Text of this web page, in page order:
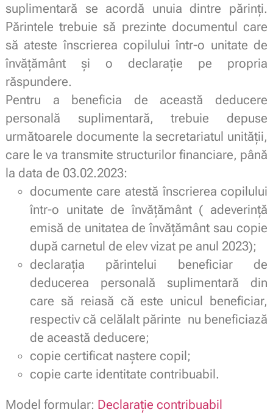
suplimentară se acordă unuia dintre părinți.
Părintele trebuie să prezinte documentul care
să ateste înscrierea copilului într-o unitate de
învățământ și o declarație pe propria
răspundere.
Pentru a beneficia de această deducere
personală suplimentară, trebuie depuse
următoarele documente la secretariatul unității,
care le va transmite structurilor financiare, până
la data de 03.02.2023:
documente care atestă înscrierea copilului
într-o unitate de învățământ ( adeverință
emisă de unitatea de învățământ sau copie
după carnetul de elev vizat pe anul 2023);
declarația părintelui beneficiar de
deducerea personală suplimentară din
care să reiasă că este unicul beneficiar,
respectiv că celălalt părinte nu beneficiază
de această deducere;
copie certificat naștere copil;
copie carte identitate contribuabil.
Model formular: Declarație contribuabil